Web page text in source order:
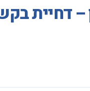
דחיית